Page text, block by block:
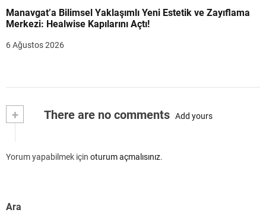
Manavgat’a Bilimsel Yaklaşımlı Yeni Estetik ve Zayıflama
Merkezi: Healwise Kapılarını Açtı!
6 Ağustos 2026
+ There are no comments Add yours
Yorum yapabilmek için oturum açmalısınız.
Ara